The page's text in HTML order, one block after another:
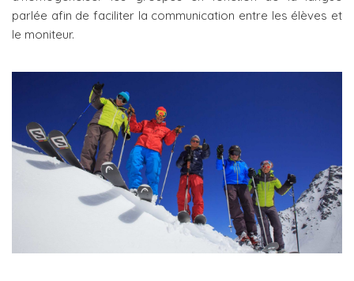
parlée afin de faciliter la communication entre les élèves et
le moniteur.